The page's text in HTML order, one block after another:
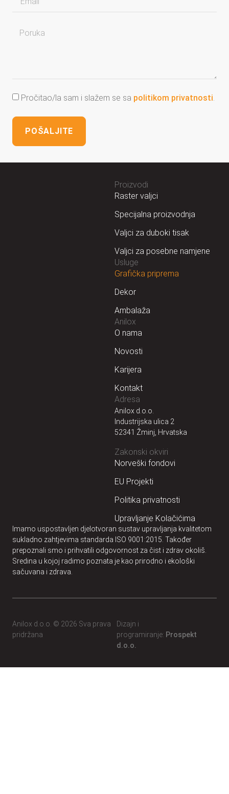
Pročitao/la sam i slažem se sa politikom privatnosti
POŠALJITE
Proizvodi
Raster valjci
Specijalna proizvodnja
Valjci za duboki tisak
Valjci za posebne namjene
Usluge
Grafička priprema
Dekor
Ambalaža
Anilox
O nama
Novosti
Karijera
Kontakt
Adresa
Anilox d.o.o.
Industrijska ulica 2
52341 Žminj, Hrvatska
Zakonski okviri
Norveški fondovi
EU Projekti
Politika privatnosti
Upravljanje Kolačićima
Imamo uspostavljen djelotvoran sustav upravljanja kvalitetom
sukladno zahtjevima standarda ISO 9001:2015. Također
prepoznali smo i prihvatili odgovornost za čist i zdrav okoliš.
Sredina u kojoj radimo poznata je kao prirodno i ekološki
sačuvana i zdrava.
Anilox d.o.o. © 2026 Sva prava
pridržana
Dizajn i
programiranje: Prospekt
d.o.o.